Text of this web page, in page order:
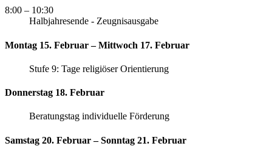
8:00 – 10:30
Halbjahresende - Zeugnisausgabe
Montag 15. Februar – Mittwoch 17. Februar
Stufe 9: Tage religiöser Orientierung
Donnerstag 18. Februar
Beratungstag individuelle Förderung
Samstag 20. Februar – Sonntag 21. Februar